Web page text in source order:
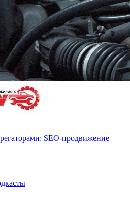
SEO-продвижение